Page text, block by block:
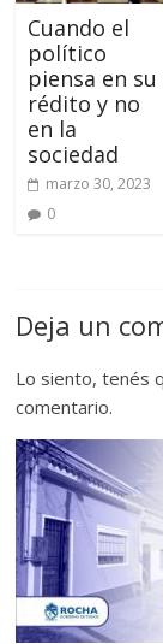
Cuando el
político
piensa en su
rédito y no
en la
sociedad
marzo 30, 2023
0
Deja un
Lo siento, tenés
comentario.